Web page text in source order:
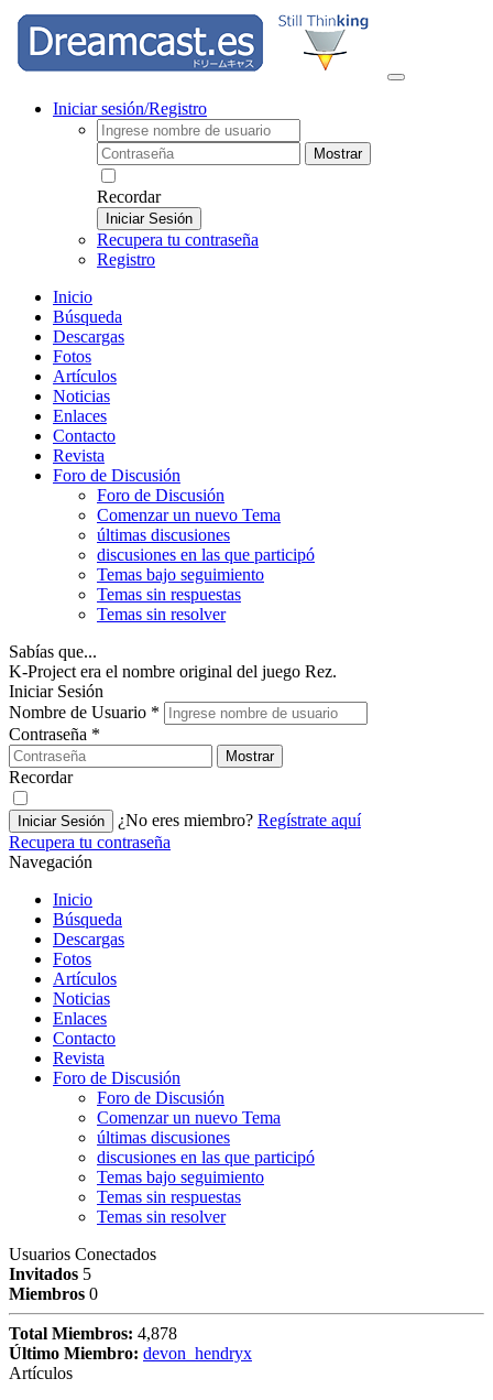
Iniciar sesión/Registro
Mostrar
Recordar
Iniciar Sesión
Recupera tu contraseña
Registro
Inicio
Búsqueda
Descargas
Fotos
Artículos
Noticias
Enlaces
Contacto
Revista
Foro de Discusión
Foro de Discusión
Comenzar un nuevo Tema
últimas discusiones
discusiones en las que participó
Temas bajo seguimiento
Temas sin respuestas
Temas sin resolver
Sabías que...
K-Project era el nombre original del juego Rez.
Iniciar Sesión
Nombre de Usuario *
Contraseña *
Mostrar
Recordar
Iniciar Sesión ¿No eres miembro? Regístrate aquí
Recupera tu contraseña
Navegación
Inicio
Búsqueda
Descargas
Fotos
Artículos
Noticias
Enlaces
Contacto
Revista
Foro de Discusión
Foro de Discusión
Comenzar un nuevo Tema
últimas discusiones
discusiones en las que participó
Temas bajo seguimiento
Temas sin respuestas
Temas sin resolver
Usuarios Conectados
Invitados 5
Miembros 0
Total Miembros: 4,878
Último Miembro: devon_hendryx
Artículos